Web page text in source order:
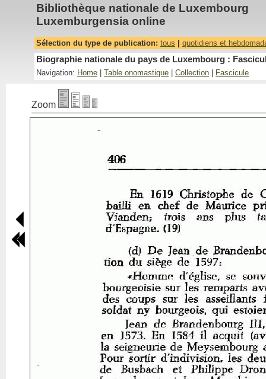
Bibliothèque nationale de Luxembourg
Luxemburgensia online
Sélection du type de publication: tous quotidiens et
Biographie nationale du pays de Luxembourg :
Navigation: Home Table onomastique Collection Fascicule
Zoom